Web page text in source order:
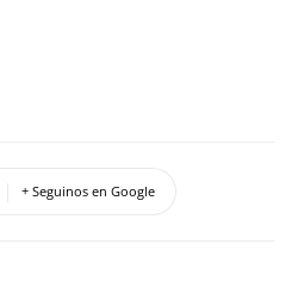
+ Seguinos en Google